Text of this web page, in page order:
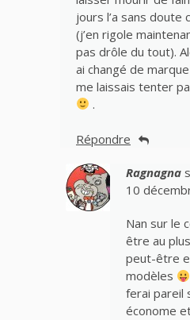
jours l’a sans doute
(j’en rigole
pas drôle du tout).
ai changé de
me laissais tenter
.
Répondre
Ragnagna
10
Nan sur le
être au
peut-être
modèles
ferai pareil
économe